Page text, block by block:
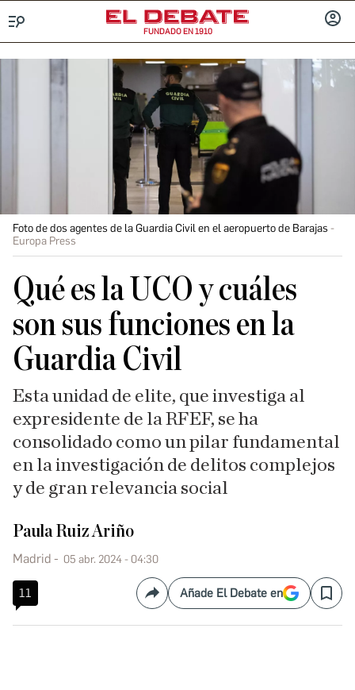
FUNDADO EN 1910
Foto de dos agentes de la Guardia Civil en el aeropuerto de Barajas
Europa Press
Qué es la UCO y cuáles
son sus funciones en la
Guardia Civil
Esta unidad de elite, que investiga al
expresidente de la RFEF, se ha
consolidado como un pilar fundamental
en la investigación de delitos complejos
y de gran relevancia social
Paula Ruiz Ariño
Madrid 05 abr. 2024 - 04:30
11 CompartirAñade El Debate en Save